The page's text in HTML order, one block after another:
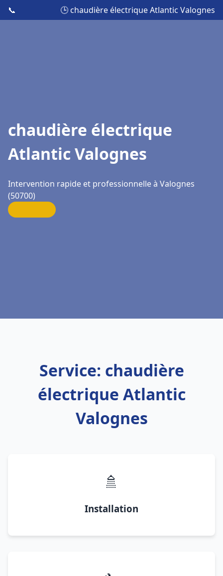
📞 🕒 chaudière électrique Atlantic Valognes
chaudière électrique
Atlantic Valognes
Intervention rapide et professionnelle à Valognes
(50700)
Service: chaudière
électrique Atlantic
Valognes
🚿
Installation